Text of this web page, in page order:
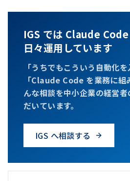
IGS では Claude
日々運用しています
「うちでもこういう自動化を
「Claude Code を業務に
んな相談を中小企業の経営
だいています。
IGS へ相談する